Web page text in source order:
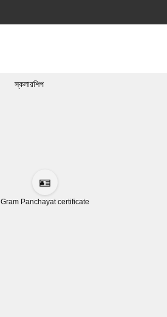
স্কলারশিপ
🪪
Gram Panchayat certificate